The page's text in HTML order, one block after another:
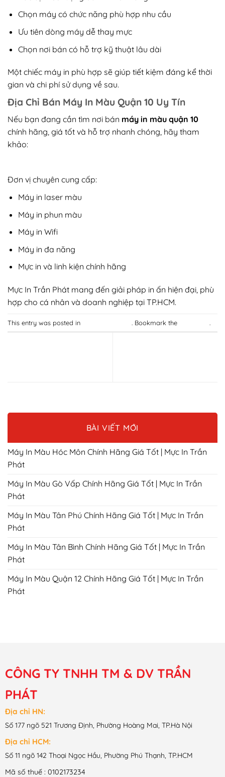
Chọn máy có chức năng phù hợp nhu cầu
Ưu tiên dòng máy dễ thay mực
Chọn nơi bán có hỗ trợ kỹ thuật lâu dài
Một chiếc máy in phù hợp sẽ giúp tiết kiệm đáng kể thời
gian và chi phí sử dụng về sau.
Địa Chỉ Bán Máy In Màu Quận 10 Uy Tín
Nếu bạn đang cần tìm nơi bán máy in màu quận 10
chính hãng, giá tốt và hỗ trợ nhanh chóng, hãy tham
khảo:
Đơn vị chuyên cung cấp:
Máy in laser màu
Máy in phun màu
Máy in Wifi
Máy in đa năng
Mực in và linh kiện chính hãng
Mực In Trần Phát mang đến giải pháp in ấn hiện đại, phù
hợp cho cá nhân và doanh nghiệp tại TP.HCM.
This entry was posted in . Bookmark the .
BÀI VIẾT MỚI
Máy In Màu Hóc Môn Chính Hãng Giá Tốt | Mực In Trần
Phát
Máy In Màu Gò Vấp Chính Hãng Giá Tốt | Mực In Trần
Phát
Máy In Màu Tân Phú Chính Hãng Giá Tốt | Mực In Trần
Phát
Máy In Màu Tân Bình Chính Hãng Giá Tốt | Mực In Trần
Phát
Máy In Màu Quận 12 Chính Hãng Giá Tốt | Mực In Trần
Phát
CÔNG TY TNHH TM & DV TRẦN
PHÁT
Địa chỉ HN:
Số 177 ngõ 521 Trương Định, Phường Hoàng Mai, TP.Hà Nội
Địa chỉ HCM:
Số 11 ngõ 142 Thoại Ngọc Hầu, Phường Phú Thạnh, TP.HCM
Mã số thuế : 0102173234